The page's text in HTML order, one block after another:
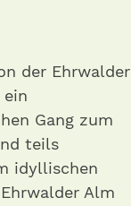
der Ehrwalder
Gang zum
teils
idyllischen
Alm